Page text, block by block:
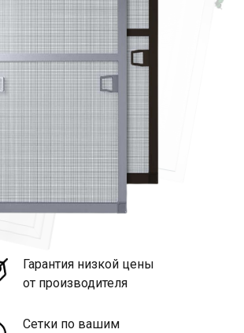
Гарантия низкой цены
от производителя
Сетки по вашим